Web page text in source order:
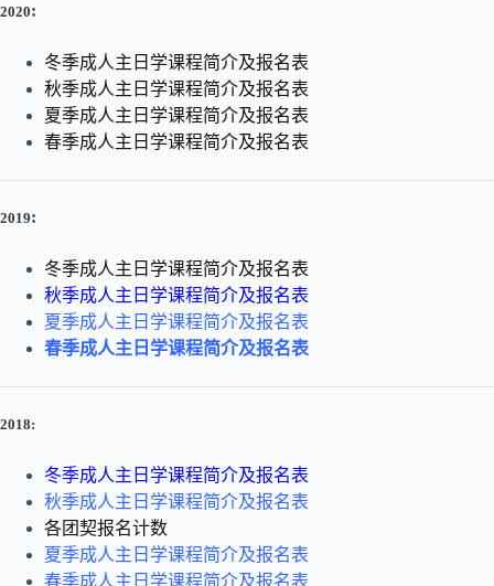
2020:
冬季成人主日学课程简介及报名表
秋季成人主日学课程简介及报名表
夏季成人主日学课程简介及报名表
春季成人主日学课程简介及报名表
2019:
冬季成人主日学课程简介及报名表
秋季成人主日学课程简介及报名表
夏季成人主日学课程简介及报名表
春季成人主日学课程简介及报名表
2018:
冬季成人主日学课程简介及报名表
秋季成人主日学课程简介及报名表
各团契报名计数
夏季成人主日学课程简介及报名表
春季成人主日学课程简介及报名表